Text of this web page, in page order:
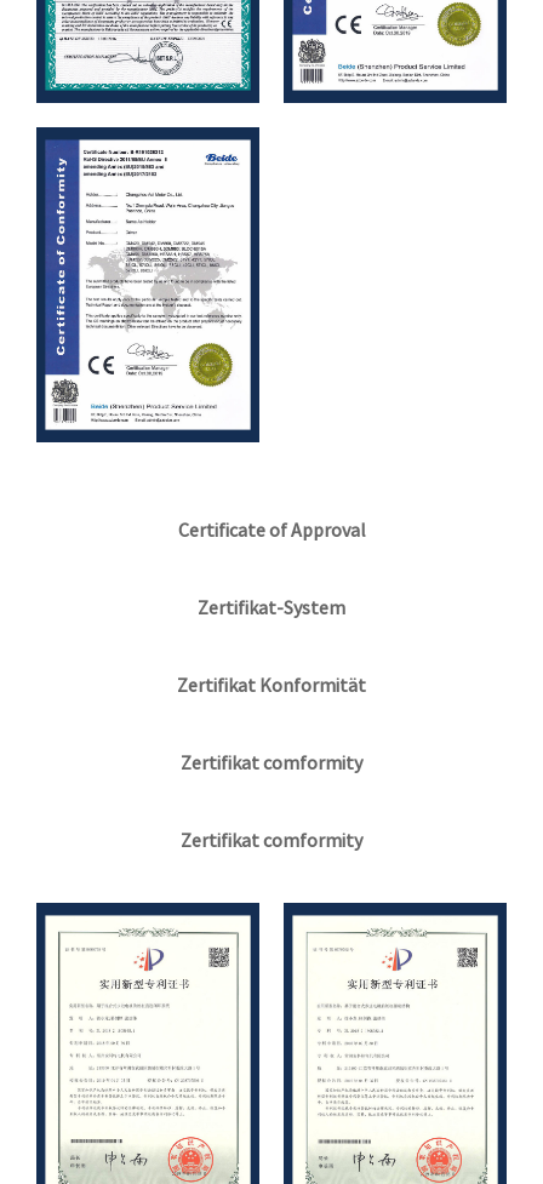
Certificate of Approval
Zertifikat-System
Zertifikat Konformität
Zertifikat comformity
Zertifikat comformity